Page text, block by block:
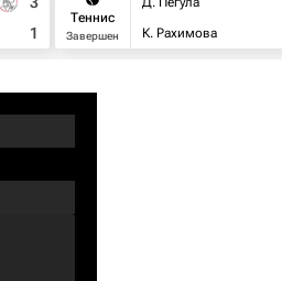
1
Теннис
Завершен
К. Рахимова